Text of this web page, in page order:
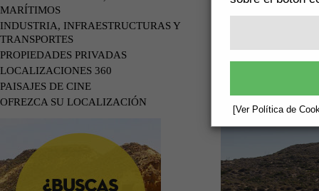
[Ver Política de
MARÍTIMOS
INDUSTRIA, INFRAESTRUCTURAS Y
TRANSPORTES
PROPIEDADES PRIVADAS
LOCALIZACIONES 360
PAISAJES DE CINE
OFREZCA SU LOCALIZACIÓN